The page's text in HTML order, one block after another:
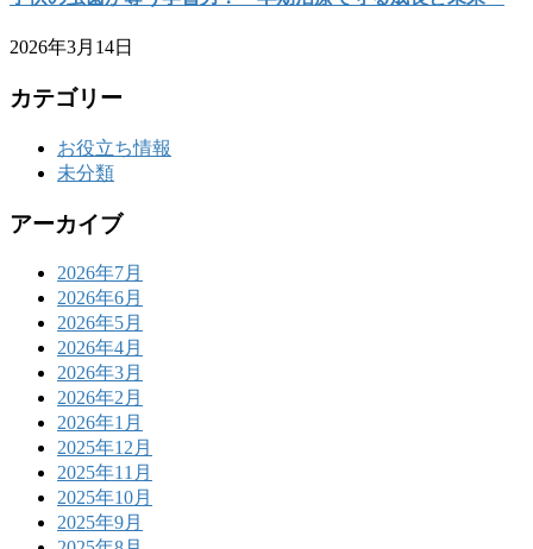
2026年3月14日
カテゴリー
お役立ち情報
未分類
アーカイブ
2026年7月
2026年6月
2026年5月
2026年4月
2026年3月
2026年2月
2026年1月
2025年12月
2025年11月
2025年10月
2025年9月